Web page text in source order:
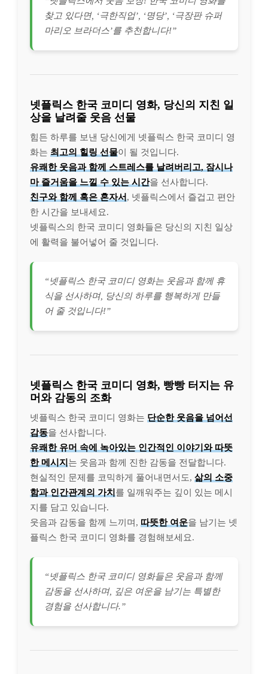
찾고 있다면, ‘극한직업’, ‘명당’, ‘극장판 슈퍼
마리오 브라더스’를 추천합니다!”
넷플릭스 한국 코미디 영화, 당신의 지친 일
상을 날려줄 웃음 선물
힘든 하루를 보낸 당신에게 넷플릭스 한국 코미디 영
화는 최고의 힐링 선물이 될 것입니다.
유쾌한 웃음과 함께 스트레스를 날려버리고, 잠시나
마 즐거움을 느낄 수 있는 시간을 선사합니다.
친구와 함께 혹은 혼자서 , 넷플릭스에서 즐겁고 편안
한 시간을 보내세요.
넷플릭스의 한국 코미디 영화들은 당신의 지친 일상
에 활력을 불어넣어 줄 것입니다.
“넷플릭스 한국 코미디 영화는 웃음과 함께 휴
식을 선사하며, 당신의 하루를 행복하게 만들
어 줄 것입니다!”
넷플릭스 한국 코미디 영화, 빵빵 터지는 유
머와 감동의 조화
넷플릭스 한국 코미디 영화는 단순한 웃음을 넘어선
감동을 선사합니다.
유쾌한 유머 속에 녹아있는 인간적인 이야기와 따뜻
한 메시지 는 웃음과 함께 진한 감동을 전달합니다.
현실적인 문제를 코믹하게 풀어내면서도, 삶의 소중
함과 인간관계의 가치 를 일깨워주는 깊이 있는 메시
지를 담고 있습니다.
웃음과 감동을 함께 느끼며, 따뜻한 여운을 남기는 넷
플릭스 한국 코미디 영화를 경험해보세요.
“넷플릭스 한국 코미디 영화들은 웃음과 함께
감동을 선사하며, 깊은 여운을 남기는 특별한
경험을 선사합니다.”